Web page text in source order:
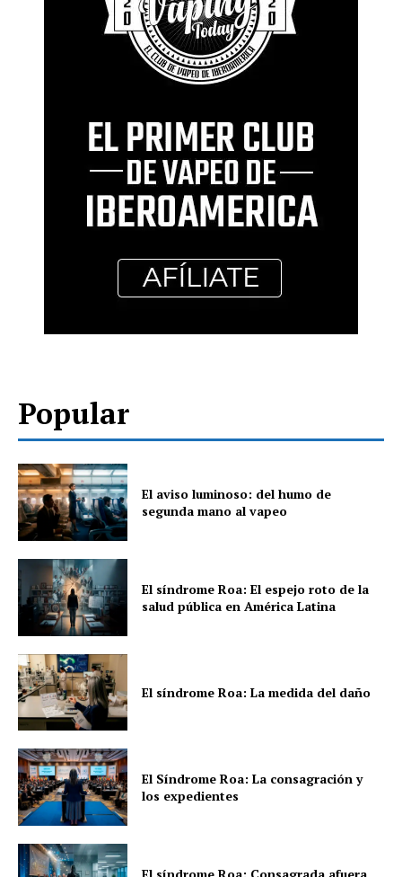
Popular
El aviso luminoso: del humo de
segunda mano al vapeo
El síndrome Roa: El espejo roto de la
salud pública en América Latina
El síndrome Roa: La medida del daño
El Síndrome Roa: La consagración y
los expedientes